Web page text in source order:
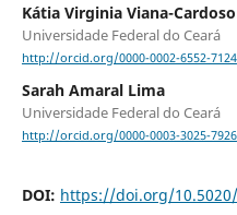
Kátia Virginia Viana-Cardoso
Universidade Federal do Ceará
http://orcid.org/0000-0002-6552-7124
Sarah Amaral Lima
Universidade Federal do Ceará
http://orcid.org/0000-0003-3025-7926
DOI: https://doi.org/10.5020/